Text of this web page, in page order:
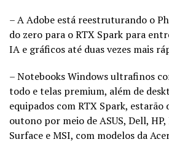
– A Adobe está reestruturando o
do zero para o RTX Spark para
IA e gráficos até duas vezes mais
– Notebooks Windows ultrafinos
todo e telas premium, além de
equipados com RTX Spark,
outono por meio de ASUS, Dell,
Surface e MSI, com modelos da